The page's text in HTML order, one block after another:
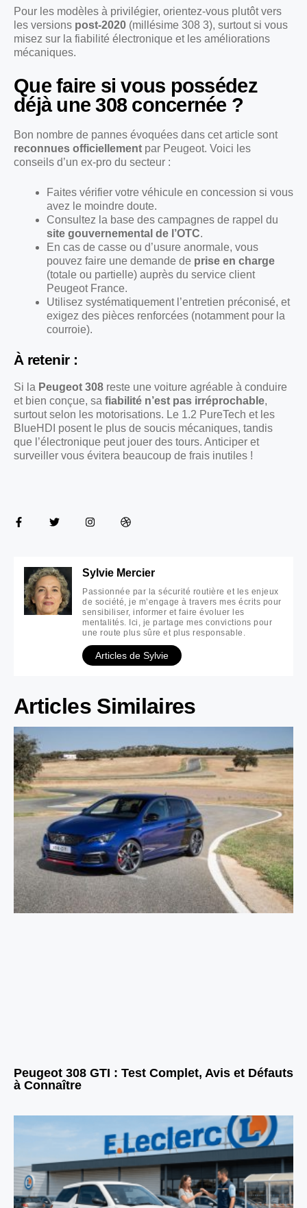
Pour les modèles à privilégier, orientez-vous plutôt vers
les versions post-2020 (millésime 308 3), surtout si vous
misez sur la fiabilité électronique et les améliorations
mécaniques.
Que faire si vous possédez
déjà une 308 concernée ?
Bon nombre de pannes évoquées dans cet article sont
reconnues officiellement par Peugeot. Voici les
conseils d’un ex-pro du secteur :
Faites vérifier votre véhicule en concession si vous
avez le moindre doute.
Consultez la base des campagnes de rappel du
site gouvernemental de l’OTC.
En cas de casse ou d’usure anormale, vous
pouvez faire une demande de prise en charge
(totale ou partielle) auprès du service client
Peugeot France.
Utilisez systématiquement l’entretien préconisé, et
exigez des pièces renforcées (notamment pour la
courroie).
À retenir :
Si la Peugeot 308 reste une voiture agréable à conduire
et bien conçue, sa fiabilité n’est pas irréprochable,
surtout selon les motorisations. Le 1.2 PureTech et les
BlueHDI posent le plus de soucis mécaniques, tandis
que l’électronique peut jouer des tours. Anticiper et
surveiller vous évitera beaucoup de frais inutiles !
Sylvie Mercier
Passionnée par la sécurité routière et les enjeux
de société, je m’engage à travers mes écrits pour
sensibiliser, informer et faire évoluer les
mentalités. Ici, je partage mes convictions pour
une route plus sûre et plus responsable.
Articles de Sylvie
Articles Similaires
Peugeot 308 GTI : Test Complet, Avis et Défauts
à Connaître